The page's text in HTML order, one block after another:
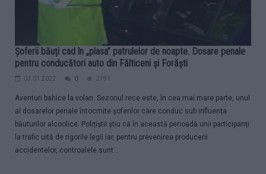
Șoferii băuți cad în „plasa” patrulelor de noapte. Dosare penale
pentru conducători auto din Fălticeni și Forăști
03.01.2022 0 2791
Aventuri bahice la volan. Sezonul rece este, în cea mai mare parte, unul
al dosarelor penale întocmite șoferilor care conduc sub influența
băuturilor alcoolice. Polițiștii știu că în această perioadă unii participanți
la trafic uită de rigorile legii iar, pentru prevenirea producerii
accidentelor, controalele sunt...